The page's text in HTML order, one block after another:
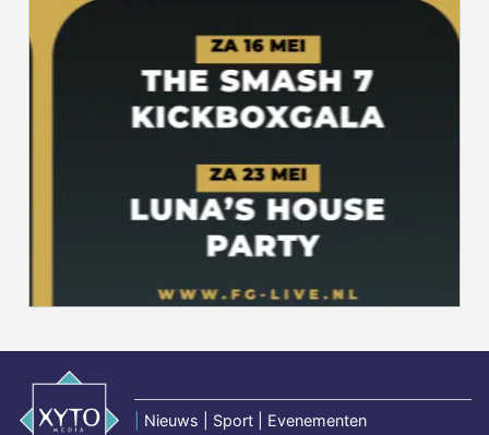
Nieuws | Sport | Evenementen